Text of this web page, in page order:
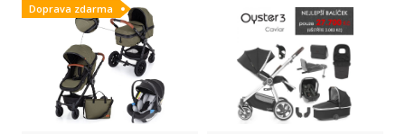
Doprava zdarma